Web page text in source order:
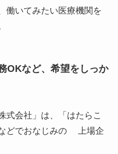
働いてみたい医療機関を
OKなど、希望をしっか
式会社」は、「はたらこ
どでおなじみの 上場企